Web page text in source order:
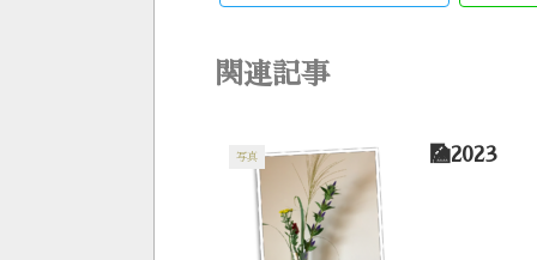
関連記事
写真 🎑2023